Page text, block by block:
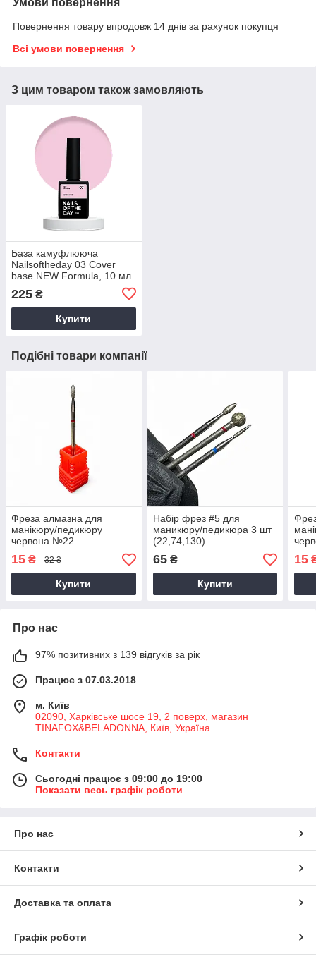
Умови повернення
Повернення товару впродовж 14 днів за рахунок покупця
Всі умови повернення
З цим товаром також замовляють
База камуфлююча
Nailsoftheday 03 Cover
base NEW Formula, 10 мл
225 ₴
Купити
Подібні товари компанії
Фреза алмазна для
манікюру/педикюру
червона №22
15 ₴ 32 ₴
Купити
Набір фрез #5 для
маникюру/педикюра 3 шт
(22,74,130)
65₴
Купити
15
Про нас
97% позитивних з 139 відгуків за рік
Працює з 07.03.2018
м. Київ
02090, Харківське шосе 19, 2 поверх, магазин
TINAFOX&BELADONNA, Київ, Україна
Контакти
Сьогодні працює з 09:00 до 19:00
Показати весь графік роботи
Про нас
Контакти
Доставка та оплата
Графік роботи